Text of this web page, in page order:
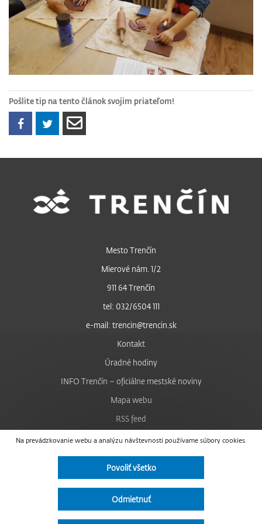
Pošlite tip na tento článok svojim priateľom!
Na prevádzkovanie webu a analýzu návštevnosti používame súbory cookies.
Povoliť všetko
Odmietnuť
Mesto Trenčín
Mierové nám. 1/2
911 64 Trenčín
tel: 032/6504 111
e-mail: trencin@trencin.sk
Kontakt
Úradné hodiny
INFO Trenčín – oficiálne mestské noviny
Mapa webu
RSS feed
Nastavenie cookies
Facebook
Instagram
Vyhlásenie o prístupnosti